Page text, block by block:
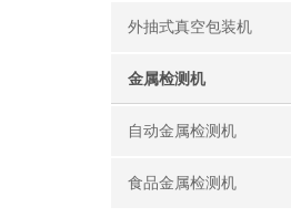
外抽式真空包装机
金属检测机
自动金属检测机
食品金属检测机